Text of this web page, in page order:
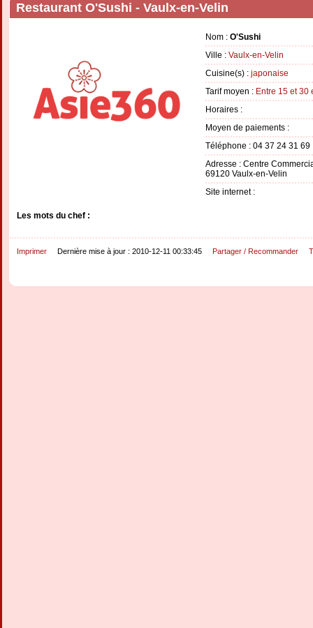
Restaurant O'Sushi - Vaulx-en-Velin
Nom : O'Sushi
Ville : Vaulx-en-Velin
Cuisine(s) : japonaise
Tarif moyen : Entre 15 et 30
Horaires :
Moyen de paiements :
Téléphone : 04 37 24 31 69
Adresse : Centre
69120 Vaulx-en-Velin
Site internet :
Les mots du chef :
Imprimer Dernière mise à jour : 2010-12-11 00:33:45 Partager / Recommander